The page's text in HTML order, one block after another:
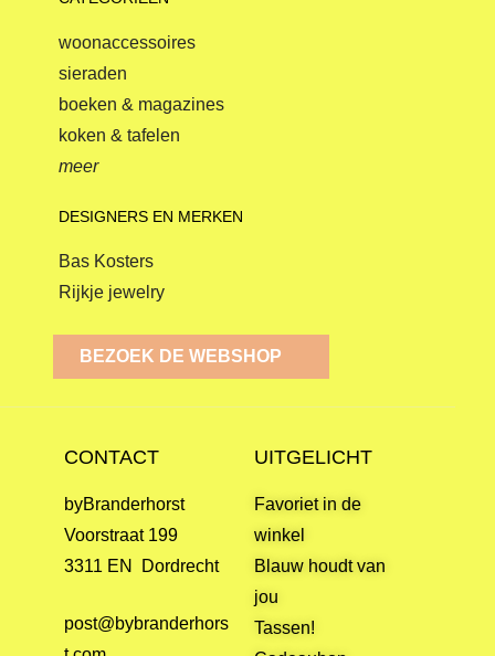
woonaccessoires
sieraden
boeken & magazines
koken & tafelen
meer
DESIGNERS EN MERKEN
Bas Kosters
Rijkje jewelry
BEZOEK DE WEBSHOP
CONTACT
byBranderhorst
Voorstraat 199
3311 EN Dordrecht
post@bybranderhors
UITGELICHT
Favoriet in de
winkel
Blauw houdt van
jou
Tassen!